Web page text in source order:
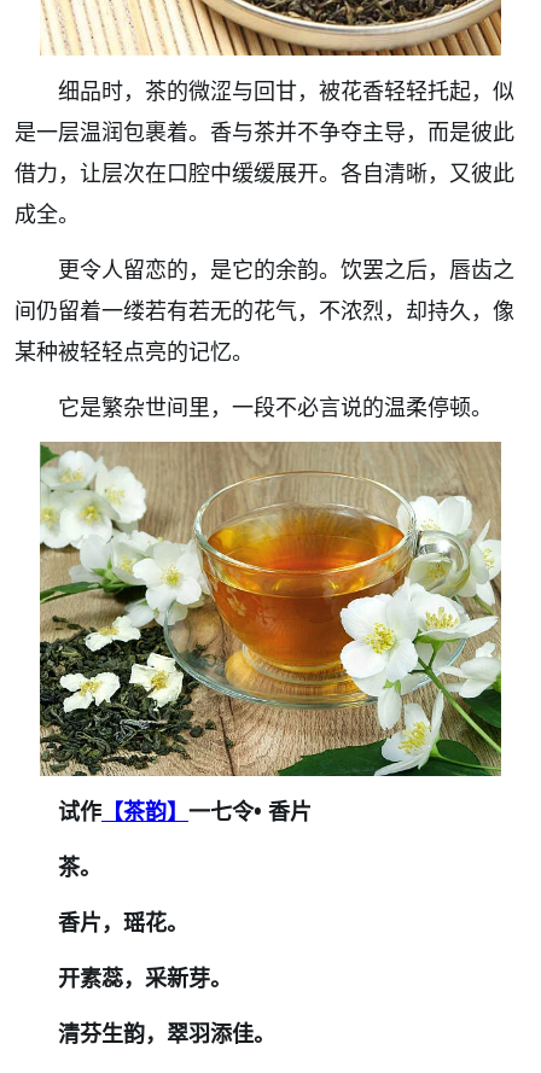
细品时，茶的微涩与回甘，被花香轻轻托起，似
是一层温润包裹着。香与茶并不争夺主导，而是彼此
借力，让层次在口腔中缓缓展开。各自清晰，又彼此
成全。
更令人留恋的，是它的余韵。饮罢之后，唇齿之
间仍留着一缕若有若无的花气，不浓烈，却持久，像
某种被轻轻点亮的记忆。
它是繁杂世间里，一段不必言说的温柔停顿。
试作 【茶韵】 一七令• 香片
茶。
香片，瑶花。
开素蕊，采新芽。
清芬生韵，翠羽添佳。